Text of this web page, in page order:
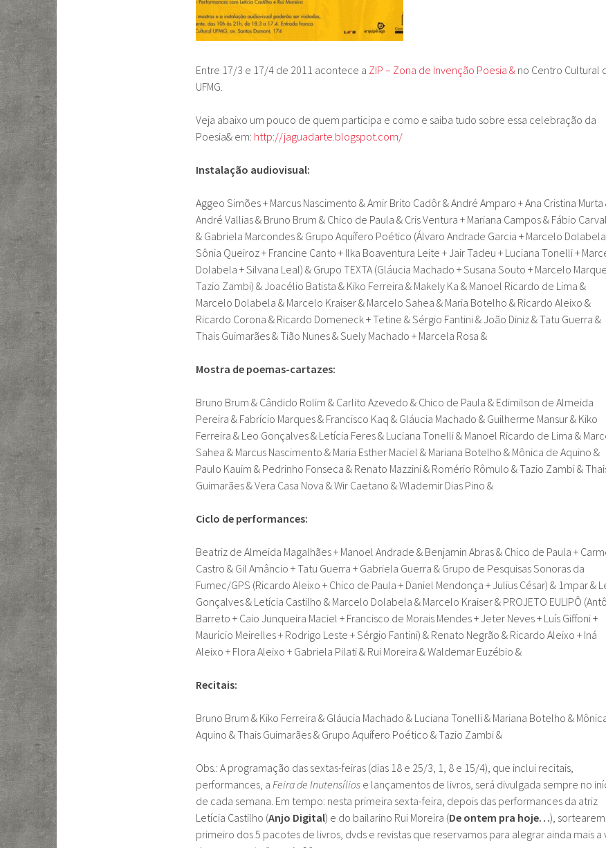
Entre 17/3 e 17/4 de 2011 acontece a ZIP – Zona de Invenção Poesia & no Centro Cultural
UFMG.
Veja abaixo um pouco de quem participa e como e saiba tudo sobre essa celebração da
Poesia& em: http://jaguadarte.blogspot.com/
Instalação audiovisual:
Aggeo Simões + Marcus Nascimento & Amir Brito Cadôr & André Amparo + Ana Cristina Murta
André Vallias & Bruno Brum & Chico de Paula & Cris Ventura + Mariana Campos & Fábio
& Gabriela Marcondes & Grupo Aquífero Poético (Álvaro Andrade Garcia + Marcelo
Sônia Queiroz + Francine Canto + Ilka Boaventura Leite + Jair Tadeu + Luciana Tonelli +
Dolabela + Silvana Leal) & Grupo TEXTA (Gláucia Machado + Susana Souto + Marcelo
Tazio Zambi) & Joacélio Batista & Kiko Ferreira & Makely Ka & Manoel Ricardo de Lima &
Marcelo Dolabela & Marcelo Kraiser & Marcelo Sahea & Maria Botelho & Ricardo Aleixo &
Ricardo Corona & Ricardo Domeneck + Tetine & Sérgio Fantini & João Diniz & Tatu Guerra &
Thais Guimarães & Tião Nunes & Suely Machado + Marcela Rosa &
Mostra de poemas-cartazes:
Bruno Brum & Cândido Rolim & Carlito Azevedo & Chico de Paula & Edimilson de Almeida
Pereira & Fabrício Marques & Francisco Kaq & Gláucia Machado & Guilherme Mansur & Kiko
Ferreira & Leo Gonçalves & Letícia Feres & Luciana Tonelli & Manoel Ricardo de Lima &
Sahea & Marcus Nascimento & Maria Esther Maciel & Mariana Botelho & Mônica de Aquino &
Paulo Kauim & Pedrinho Fonseca & Renato Mazzini & Romério Rômulo & Tazio Zambi &
Guimarães & Vera Casa Nova & Wir Caetano & Wlademir Dias Pino &
Ciclo de performances:
Beatriz de Almeida Magalhães + Manoel Andrade & Benjamin Abras & Chico de Paula +
Castro & Gil Amâncio + Tatu Guerra + Gabriela Guerra & Grupo de Pesquisas Sonoras da
Fumec/GPS (Ricardo Aleixo + Chico de Paula + Daniel Mendonça + Julius César) & 1mpar &
Gonçalves & Letícia Castilho & Marcelo Dolabela & Marcelo Kraiser & PROJETO EULIPÔ
Barreto + Caio Junqueira Maciel + Francisco de Morais Mendes + Jeter Neves + Luís Giffoni +
Maurício Meirelles + Rodrigo Leste + Sérgio Fantini) & Renato Negrão & Ricardo Aleixo + Iná
Aleixo + Flora Aleixo + Gabriela Pilati & Rui Moreira & Waldemar Euzébio &
Recitais:
Bruno Brum & Kiko Ferreira & Gláucia Machado & Luciana Tonelli & Mariana Botelho &
Aquino & Thais Guimarães & Grupo Aquífero Poético & Tazio Zambi &
Obs.: A programação das sextas-feiras (dias 18 e 25/3, 1, 8 e 15/4), que inclui recitais,
performances, a Feira de Inutensílios e lançamentos de livros, será divulgada sempre no
de cada semana. Em tempo: nesta primeira sexta-feira, depois das performances da atriz
Letícia Castilho (Anjo Digital) e do bailarino Rui Moreira (De ontem pra hoje…),
primeiro dos 5 pacotes de livros, dvds e revistas que reservamos para alegrar ainda mais a